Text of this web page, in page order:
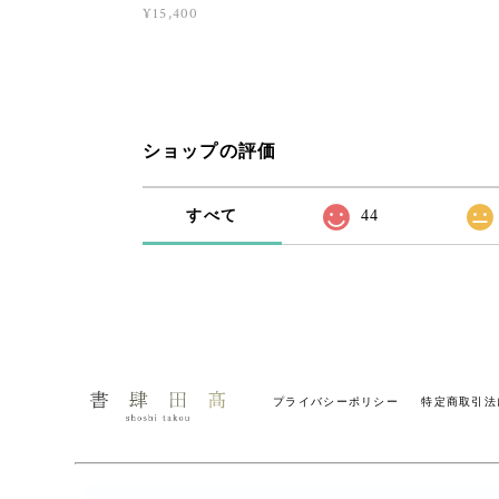
¥15,400
ショップの評価
すべて 44
プライバシーポリシー 特定商取引法